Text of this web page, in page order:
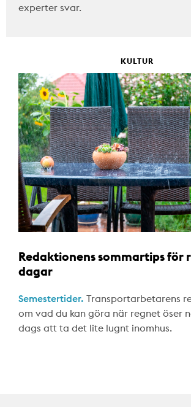
experter svar.
KULTUR
Redaktionens sommartips för
dagar
Semestertider. Transportarbetarens
om vad du kan göra när regnet öser
dags att ta det lite lugnt inomhus.